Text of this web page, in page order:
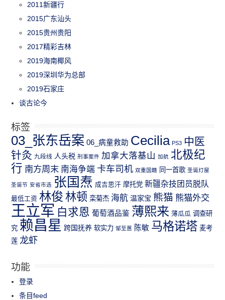
2011新疆行
2015广东汕头
2015贵州贵阳
2017精彩吉林
2019海南椰风
2019深圳华为总部
2019石家庄
谈古论今
标签
03_张东岳案 06_病童救助 Cecilia PS3 中医
针灸 九段线 人头税 刑事案件 加拿大落基山 加航 北极纪
行 南方周末 南海争端 卡车司机 双重国籍 同一首歌 圣诞灯屋
圣诞节 安省市选 张国焘 成吉思汗 摩托党 新疆杂技团员脱队
最低工资 林俊 林顿 栾菊杰 海航 温家宝 熊猫 熊猫外交
王立军 白求恩 葡萄酒品鉴 薄熙来 薄瓜瓜 调查研
究 赖昌星 跨国抚养 软实力 邹至蕙 陈敏 马格诺塔 麦考
莲 龙虾
功能
登录
条目feed